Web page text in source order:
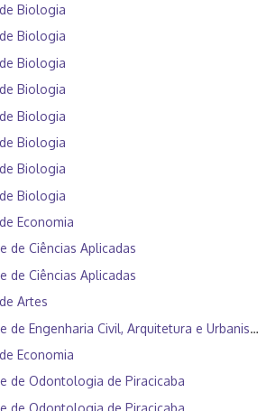
Biologia
Biologia
Biologia
Biologia
Biologia
Biologia
Biologia
Biologia
Economia
de Ciências Aplicadas
de Ciências Aplicadas
Artes
de Engenharia Civil, Arquitetura e Urbanismo
Economia
de Odontologia de Piracicaba
de Odontologia de Piracicaba